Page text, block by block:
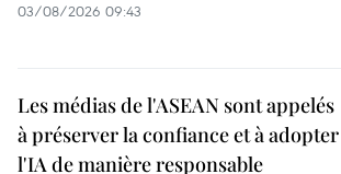
03/08/2026 09:43
Les médias de l'ASEAN sont appelés
à préserver la confiance et à adopter
l'IA de manière responsable